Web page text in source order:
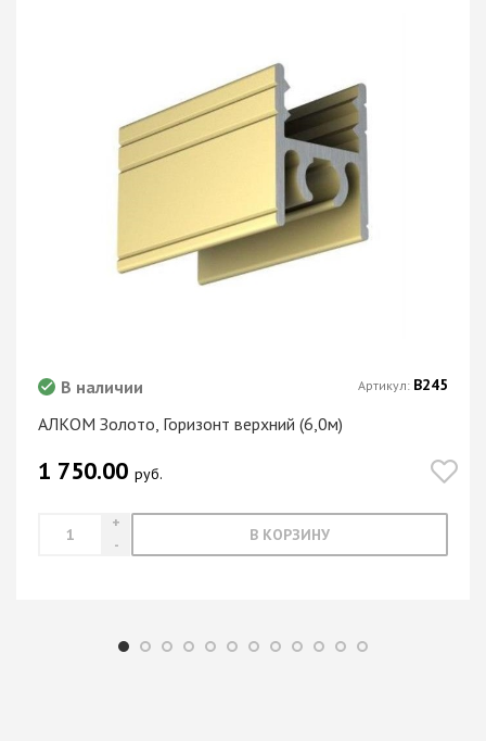
АЛКОМ Золото, Горизонт верхний (6,0м)
В наличии
1 750.00 руб.
В КОРЗИНУ
Артикул: В245